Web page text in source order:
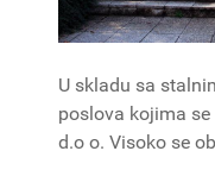
U skladu sa
poslova kojima
d.o o. Visoko se